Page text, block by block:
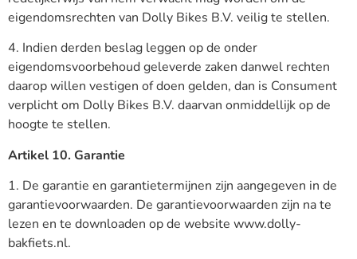
eigendomsrechten van Dolly Bikes B.V. veilig te stellen.
4. Indien derden beslag leggen op de onder
eigendomsvoorbehoud geleverde zaken danwel rechten
daarop willen vestigen of doen gelden, dan is Consument
verplicht om Dolly Bikes B.V. daarvan onmiddellijk op de
hoogte te stellen.
Artikel 10. Garantie
1. De garantie en garantietermijnen zijn aangegeven in de
garantievoorwaarden. De garantievoorwaarden zijn na te
lezen en te downloaden op de website www.dolly-
bakfiets.nl.